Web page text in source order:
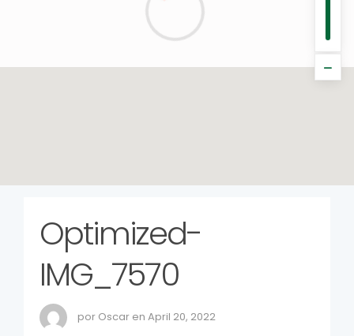
Optimized-
IMG_7570
por Oscar en April 20, 2022